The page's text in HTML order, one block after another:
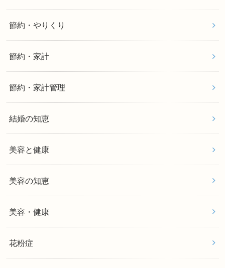
節約・やりくり
節約・家計
節約・家計管理
結婚の知恵
美容と健康
美容の知恵
美容・健康
花粉症